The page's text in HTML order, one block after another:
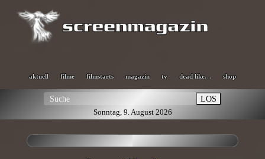
aktuell filme filmstarts magazin tv dead like… shop
LOS
Sonntag, 9. August 2026